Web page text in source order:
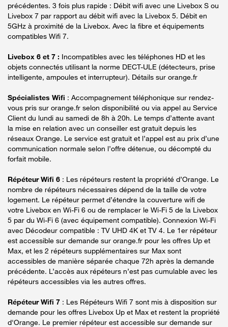
précédentes. 3 fois plus rapide : Débit wifi avec une Livebox S ou
Livebox 7 par rapport au débit wifi avec la Livebox 5. Débit en
5GHz à proximité de la Livebox. Avec la fibre et équipements
compatibles Wifi 7.
Livebox 6 et 7 : Incompatibles avec les téléphones HD et les
objets connectés utilisant la norme DECT-ULE (détecteurs, prise
intelligente, ampoules et interrupteur). Détails sur orange.fr
Spécialistes Wifi : Accompagnement téléphonique sur rendez-
vous pris sur orange.fr selon disponibilité ou via appel au Service
Client du lundi au samedi de 8h à 20h. Le temps d’attente avant
la mise en relation avec un conseiller est gratuit depuis les
réseaux Orange. Le service est gratuit et l’appel est au prix d’une
communication normale selon l’offre détenue, ou décompté du
forfait mobile.
Répéteur Wifi 6 : Les répéteurs restent la propriété d’Orange. Le
nombre de répéteurs nécessaires dépend de la taille de votre
logement. Le répéteur permet d’étendre la couverture wifi de
votre Livebox en Wi-Fi 6 ou de remplacer le Wi-Fi 5 de la Livebox
5 par du Wi-Fi 6 (avec équipement compatible). Connexion Wi-Fi
avec Décodeur compatible : TV UHD 4K et TV 4. Le 1er répéteur
est accessible sur demande sur orange.fr pour les offres Up et
Max, et les 2 répéteurs supplémentaires sur Max sont
accessibles de manière séparée chaque 72h après la demande
précédente. L’accès aux répéteurs n’est pas cumulable avec les
répéteurs accessibles via les autres offres.
Répéteur Wifi 7 : Les Répéteurs Wifi 7 sont mis à disposition sur
demande pour les offres Livebox Up et Max et restent la propriété
d'Orange. Le premier répéteur est accessible sur demande sur